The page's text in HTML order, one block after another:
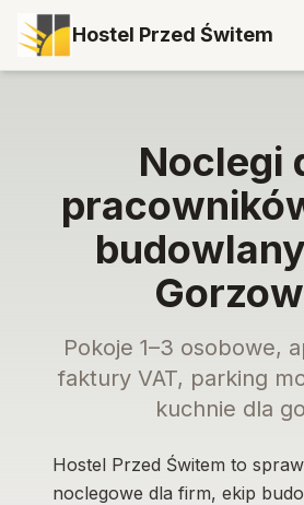
Hostel Przed Świtem
Noclegi
Pokoje 1–3 osobowe,
faktury VAT, parking
kuchnie dla
Hostel Przed Świtem to
noclegowe dla firm, ekip